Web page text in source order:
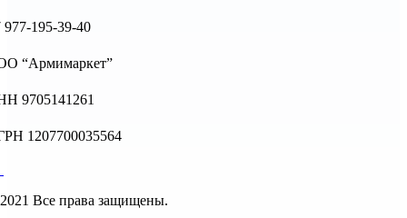
977-195-39-40
“Армимаркет”
9705141261
1207700035564
Все права защищены.